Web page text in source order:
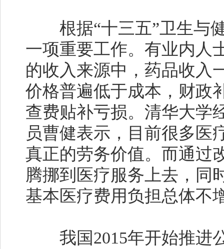
根据“十三五”卫生与健
一项重要工作。有业内人
的收入来源中，药品收入
价格普遍低于成本，财政
查费贴补亏损。清华大学
员曹健表示，目前很多医
真正的劳务价值。而通过
腾挪到医疗服务上去，同
基本医疗费用负担总体不
我国2015年开始推进公